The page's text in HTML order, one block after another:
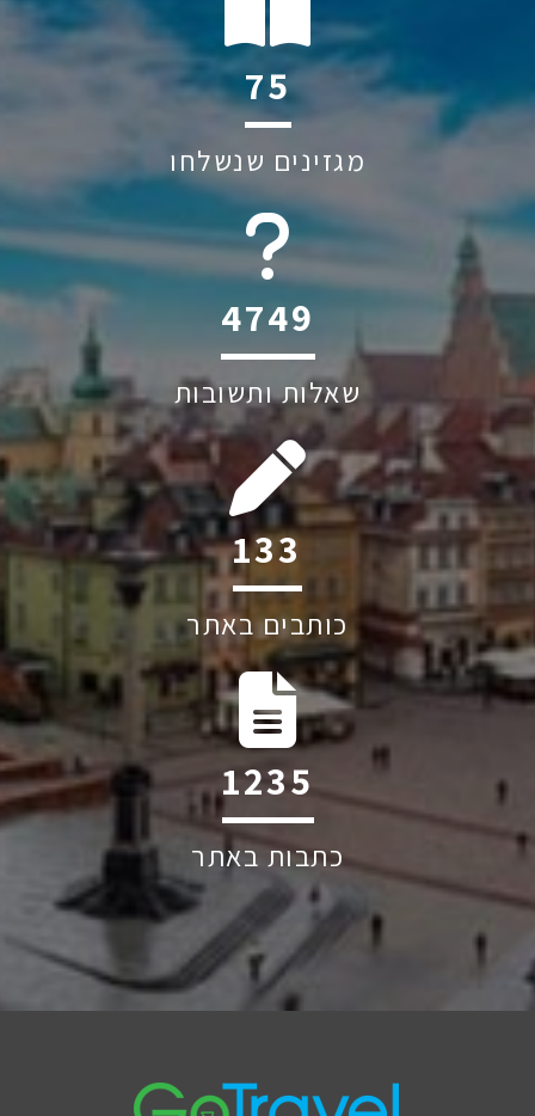
114
מגזינים שנשלחו
6045
שאלות ותשובות
199
כותבים באתר
1852
כתבות באתר